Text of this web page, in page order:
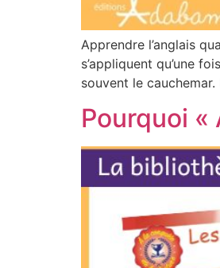
Apprendre l’anglais
s’appliquent qu’une
souvent le
Pourquoi